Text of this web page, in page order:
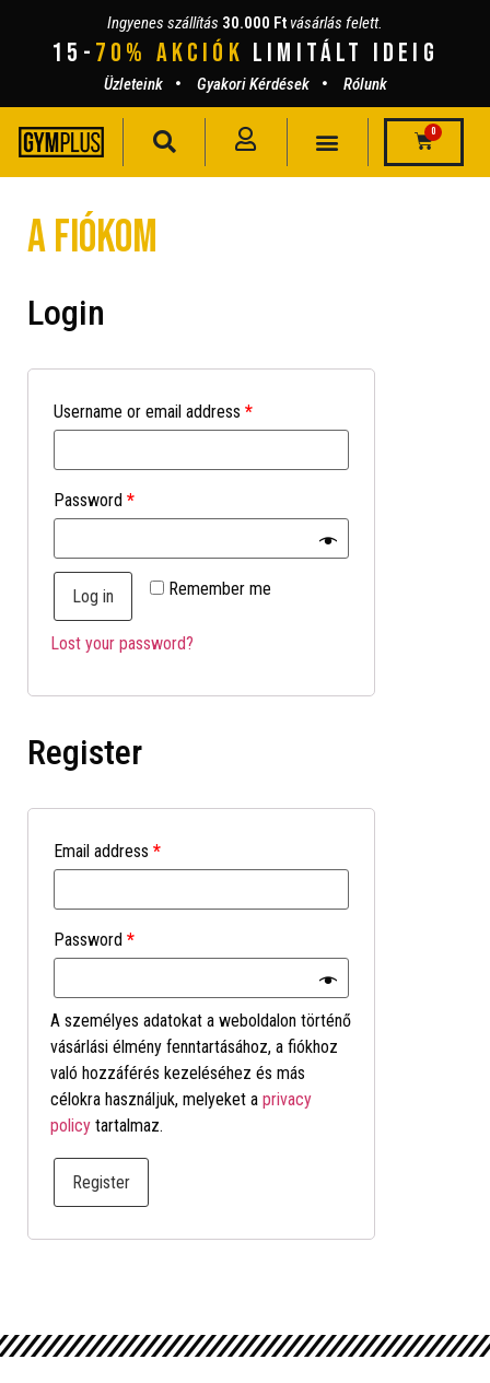
Ingyenes szállítás 30.000 Ft vásárlás felett.
15- 70% AKCIÓK lIMITÁLT IDEIG
Üzleteink Gyakori Kérdések Rólunk
0
A fiókom
Login
Username or email address *
Password *
Remember me
Log in
Lost your password?
Register
Email address *
Password *
A személyes adatokat a weboldalon történő
vásárlási élmény fenntartásához, a fiókhoz
való hozzáférés kezeléséhez és más
célokra használjuk, melyeket a privacy
policy tartalmaz.
Register